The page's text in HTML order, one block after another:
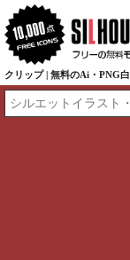
クリップ | 無料のAi・PNG